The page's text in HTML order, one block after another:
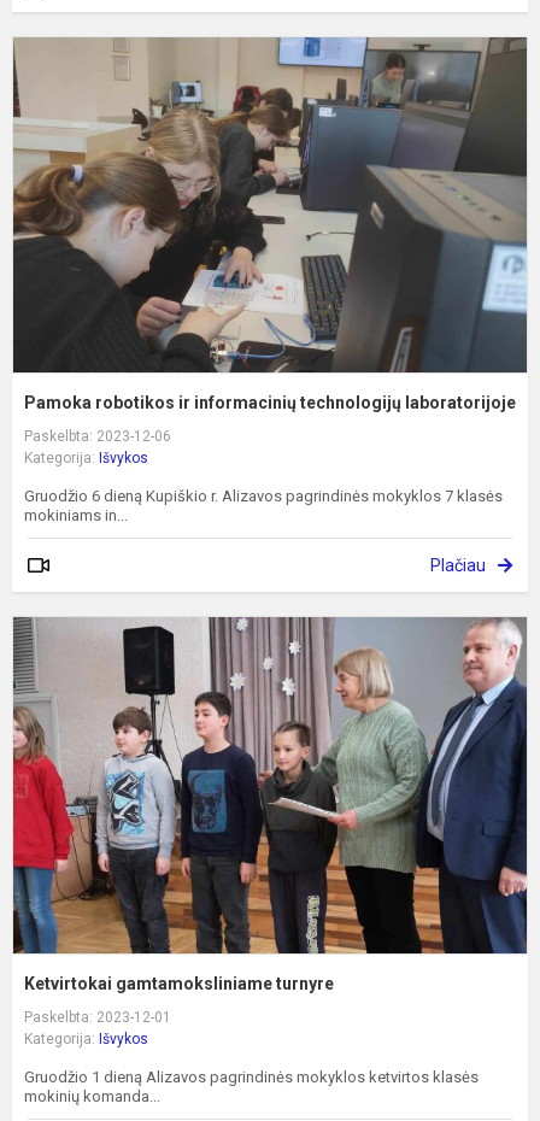
Pamoka robotikos ir informacinių technologijų laboratorijoje
Paskelbta: 2023-12-06
Kategorija: Išvykos
Gruodžio 6 dieną Kupiškio r. Alizavos pagrindinės mokyklos 7 klasės
mokiniams in...
Plačiau
Ketvirtokai gamtamoksliniame turnyre
Paskelbta: 2023-12-01
Kategorija: Išvykos
Gruodžio 1 dieną Alizavos pagrindinės mokyklos ketvirtos klasės
mokinių komanda...